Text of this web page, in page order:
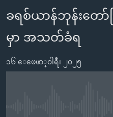
များ
ပင်မ
သို့
နိုင်ငံတကာ
အစ္စရေး-ပါလက်စတိုင်း
ဗွီဒီယို
သတင်းလွတ်လပ်ခွင့်
ရပ်ဝန်းတခု လမ်းတခု အလွန်
အင်္ဂလိပ်စာလေ့လာမယ်
ခရစ်ယာန်ဘုန်းတော်
မှာ အသတ်ခံရ
၁၆ ေဖေဖာ္၀ါရီ၊ ၂၀၂၅